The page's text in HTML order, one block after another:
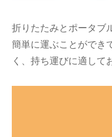
折りたたみとポータブ
簡単に運ぶことができ
く、持ち運びに適して